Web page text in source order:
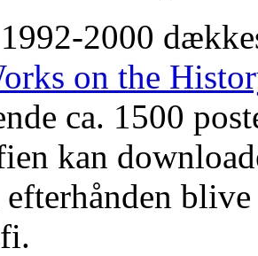
2000
on the
ca. 1500
kan